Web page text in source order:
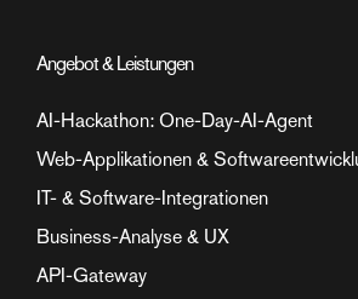
Angebot & Leistungen
AI-Hackathon: One-Day-AI-Agent
Web-Applikationen &
IT- & Software-Integrationen
Business-Analyse & UX
API-Gateway